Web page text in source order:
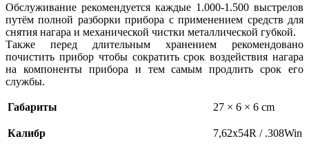
Обслуживание рекомендуется каждые 1.000-1.500 выстрелов
путём полной разборки прибора с применением средств для
снятия нагара и механической чистки металлической губкой.
Также перед длительным хранением рекомендовано
почистить прибор чтобы сократить срок воздействия нагара
на компоненты прибора и тем самым продлить срок его
службы.
Габариты 27 × 6 × 6 cm
Калибр 7,62х54R / .308Win